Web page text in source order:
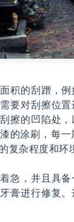
积的刮蹭，
要对刮擦位
擦的凹陷处
的涂刷，每
复杂程度和环
急，并且具
膏进行修复